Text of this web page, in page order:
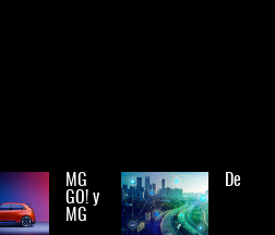
MG
GO! y
MG
De